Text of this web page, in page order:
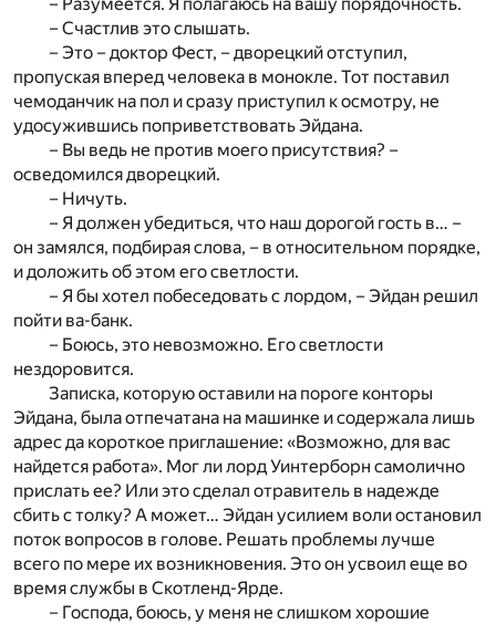
– Счастлив это слышать.
– Это – доктор Фест, – дворецкий отступил,
пропуская вперед человека в монокле. Тот поставил
чемоданчик на пол и сразу приступил к осмотру, не
удосужившись поприветствовать Эйдана.
– Вы ведь не против моего присутствия? –
осведомился дворецкий.
– Ничуть.
– Я должен убедиться, что наш дорогой гость в… –
он замялся, подбирая слова, – в относительном порядке,
и доложить об этом его светлости.
– Я бы хотел побеседовать с лордом, – Эйдан решил
пойти ва-банк.
– Боюсь, это невозможно. Его светлости
нездоровится.
Записка, которую оставили на пороге конторы
Эйдана, была отпечатана на машинке и содержала лишь
адрес да короткое приглашение: «Возможно, для вас
найдется работа». Мог ли лорд Уинтерборн самолично
прислать ее? Или это сделал отравитель в надежде
сбить с толку? А может… Эйдан усилием воли остановил
поток вопросов в голове. Решать проблемы лучше
всего по мере их возникновения. Это он усвоил еще во
время службы в Скотленд-Ярде.
– Господа, боюсь, у меня не слишком хорошие